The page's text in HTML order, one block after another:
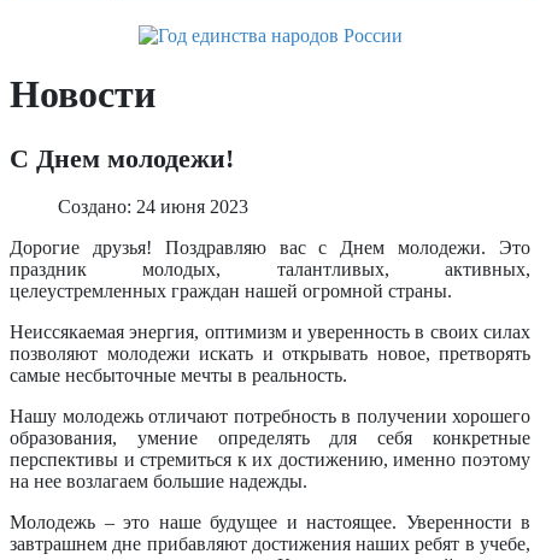
Новости
С Днем молодежи!
Создано: 24 июня 2023
Дорогие друзья! Поздравляю вас с Днем молодежи. Это
праздник молодых, талантливых, активных,
целеустремленных граждан нашей огромной страны.
Неиссякаемая энергия, оптимизм и уверенность в своих силах
позволяют молодежи искать и открывать новое, претворять
самые несбыточные мечты в реальность.
Нашу молодежь отличают потребность в получении хорошего
образования, умение определять для себя конкретные
перспективы и стремиться к их достижению, именно поэтому
на нее возлагаем большие надежды.
Молодежь – это наше будущее и настоящее. Уверенности в
завтрашнем дне прибавляют достижения наших ребят в учебе,